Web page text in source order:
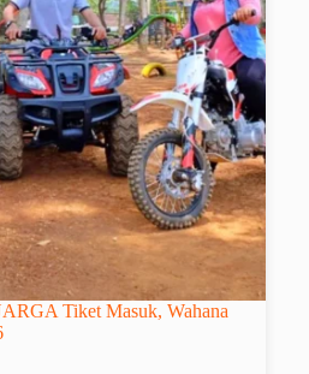
Tiket Masuk, Wahana